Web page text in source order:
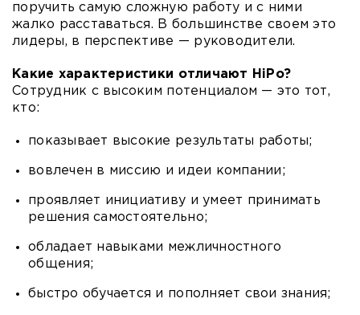
поручить самую сложную работу и с ними
жалко расставаться. В большинстве своем это
лидеры, в перспективе — руководители.
Какие характеристики отличают HiPo?
Сотрудник с высоким потенциалом — это тот,
кто:
показывает высокие результаты работы;
вовлечен в миссию и идеи компании;
проявляет инициативу и умеет принимать
решения самостоятельно;
обладает навыками межличностного
общения;
быстро обучается и пополняет свои знания;